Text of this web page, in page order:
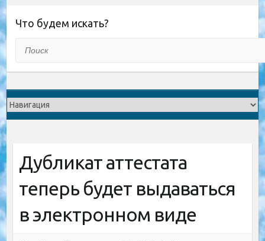
Что будем искать?
Дубликат аттестата
теперь будет выдаваться
в электронном виде